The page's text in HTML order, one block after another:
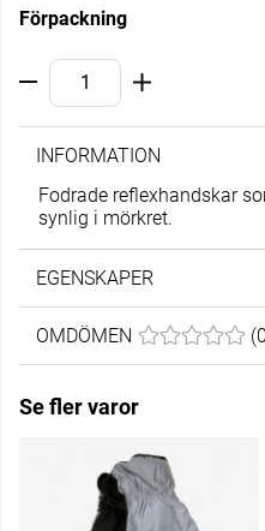
Förpackning
INFORMATION
Fodrade reflexhandskar
synlig i mörkret.
EGENSKAPER
OMDÖMEN MEDELBETYG(0
Se fler varor